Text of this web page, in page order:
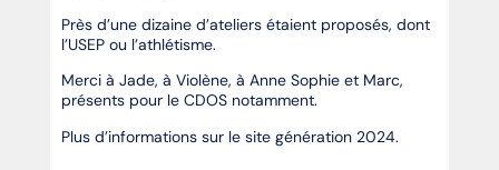
Près d’une dizaine d’ateliers étaient proposés, dont
l’USEP ou l’athlétisme.
Merci à Jade, à Violène, à Anne Sophie et Marc,
présents pour le CDOS notamment.
Plus d’informations sur le site génération 2024.